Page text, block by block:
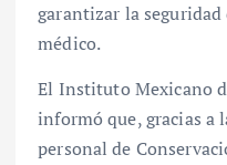
garantizar la
médico.
El Instituto Mexicano
informó que, gracias a
personal de